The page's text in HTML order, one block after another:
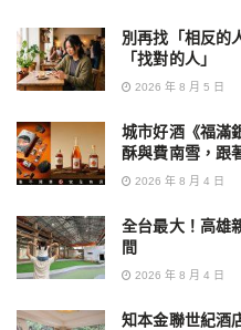
別再找「相反的
「找對的人」
2026 年 8 月 5 日
城市好酒《福滿
酥與費南雪，跟
2026 年 8 月 4 日
全台最大！高雄
間
2026 年 8 月 4 日
知本金聯世紀酒